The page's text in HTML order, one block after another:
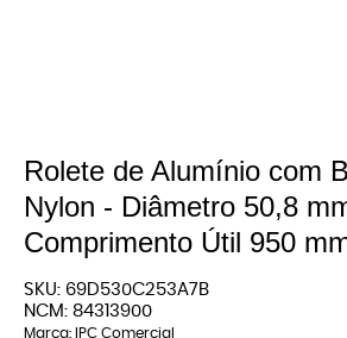
Rolete de Alumínio com
Nylon - Diâmetro 50,8
Comprimento Útil 950
SKU: 69D530C253A7B
NCM: 84313900
Marca: IPC Comercial